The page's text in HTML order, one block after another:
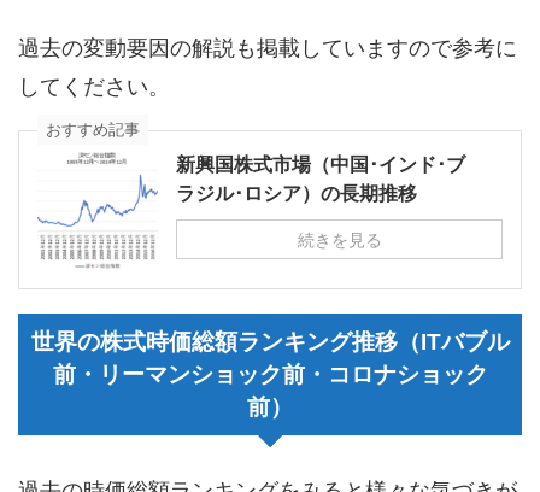
過去の変動要因の解説も掲載していますので参考に
してください。
おすすめ記事
新興国株式市場（中国･インド･ブ
ラジル･ロシア）の長期推移
続きを見る
世界の株式時価総額ランキング推移（ITバブル
前・リーマンショック前・コロナショック
前）